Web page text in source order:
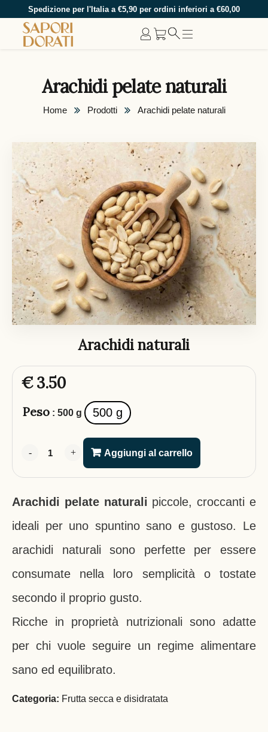
Spedizione per l'Italia a €5,90 per ordini inferiori a €60,00
Arachidi pelate naturali
Home Prodotti Arachidi pelate naturali
Arachidi naturali
€3.50
Peso : 500 g 500 g
- +
- + Aggiungi al carrello
Arachidi pelate naturali piccole, croccanti e
ideali per uno spuntino sano e gustoso. Le
arachidi naturali sono perfette per essere
consumate nella loro semplicità o tostate
secondo il proprio gusto.
Ricche in proprietà nutrizionali sono adatte
per chi vuole seguire un regime alimentare
sano ed equilibrato.
Categoria: Frutta secca e disidratata